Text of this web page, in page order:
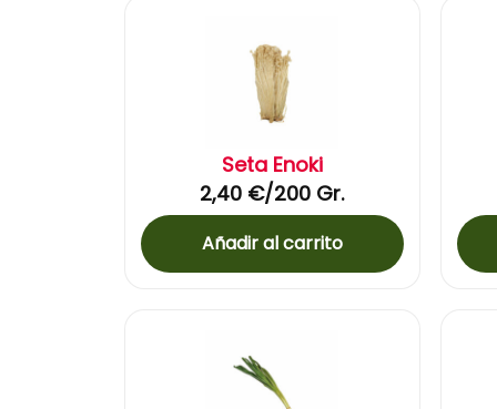
Seta Enoki
2,40 €/200 Gr.
Añadir al carrito